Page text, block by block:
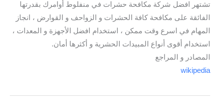
تشتهر افضل شركة مكافحة حشرات في منفلوط أوامرك بقدرتها
الفائقة على مكافحة كافة الحشرات و الزواحف و القوارض ، انجاز
المهام في اسرع وقت ممكن ، استخدام افضل الأجهزة و المعدات ،
استخدام أقوى أنواع المبيدات الحشرية و أكثرها أمان.
المصادر و المراجع
wikipedia